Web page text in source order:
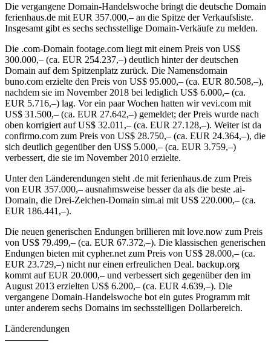
Die vergangene Domain-Handelswoche bringt die deutsche Domain
ferienhaus.de mit EUR 357.000,– an die Spitze der Verkaufsliste.
Insgesamt gibt es sechs sechsstellige Domain-Verkäufe zu melden.
Die .com-Domain footage.com liegt mit einem Preis von US$
300.000,– (ca. EUR 254.237,–) deutlich hinter der deutschen
Domain auf dem Spitzenplatz zurück. Die Namensdomain
buno.com erzielte den Preis von US$ 95.000,– (ca. EUR 80.508,–),
nachdem sie im November 2018 bei lediglich US$ 6.000,– (ca.
EUR 5.716,–) lag. Vor ein paar Wochen hatten wir vevi.com mit
US$ 31.500,– (ca. EUR 27.642,–) gemeldet; der Preis wurde nach
oben korrigiert auf US$ 32.011,– (ca. EUR 27.128,–). Weiter ist da
confirmo.com zum Preis von US$ 28.750,– (ca. EUR 24.364,–), die
sich deutlich gegenüber den US$ 5.000,– (ca. EUR 3.759,–)
verbessert, die sie im November 2010 erzielte.
Unter den Länderendungen steht .de mit ferienhaus.de zum Preis
von EUR 357.000,– ausnahmsweise besser da als die beste .ai-
Domain, die Drei-Zeichen-Domain sim.ai mit US$ 220.000,– (ca.
EUR 186.441,–).
Die neuen generischen Endungen brillieren mit love.now zum Preis
von US$ 79.499,– (ca. EUR 67.372,–). Die klassischen generischen
Endungen bieten mit cypher.net zum Preis von US$ 28.000,– (ca.
EUR 23.729,–) nicht nur einen erfreulichen Deal. backup.org
kommt auf EUR 20.000,– und verbessert sich gegenüber den im
August 2013 erzielten US$ 6.200,– (ca. EUR 4.639,–). Die
vergangene Domain-Handelswoche bot ein gutes Programm mit
unter anderem sechs Domains im sechsstelligen Dollarbereich.
Länderendungen
————–